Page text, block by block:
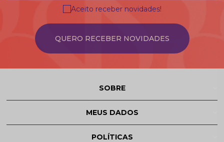
QUERO RECEBER NOVIDADES
Aceito receber novidades!
SOBRE
MEUS DADOS
POLÍTICAS